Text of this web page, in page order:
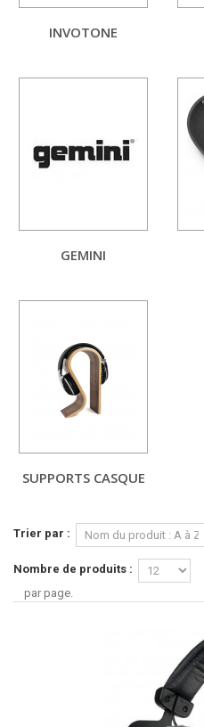
INVOTONE
GEMINI
SUPPORTS CASQUE
Trier par :
Nombre de produits :
par page.